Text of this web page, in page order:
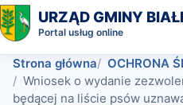
URZĄD GMINY
Portal usług online
Strona główna
OCHRONA
Wniosek o wydanie
będącej na liście psów